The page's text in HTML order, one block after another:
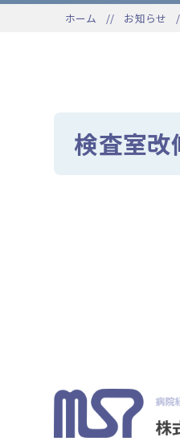
ホーム お知らせ
検査室改